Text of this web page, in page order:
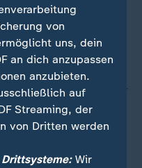
Libanon:
Libanon eine
für den Krieg
Sie warnte vor
dass sich
sei "nicht sehr groß",
Atai.
von
uns, dein
an dich anzupassen
anzubieten.
auf
Streaming, der
von Dritten werden
Wir